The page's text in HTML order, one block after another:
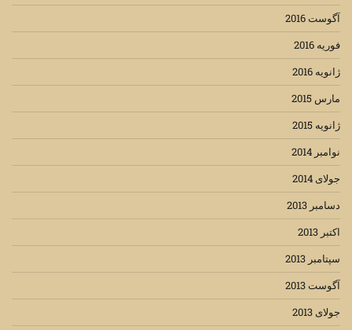
آگوست 2016
فوریه 2016
ژانویه 2016
مارس 2015
ژانویه 2015
نوامبر 2014
جولای 2014
دسامبر 2013
اکتبر 2013
سپتامبر 2013
آگوست 2013
جولای 2013